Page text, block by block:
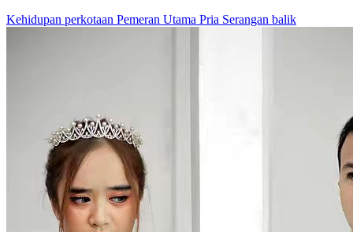
Kehidupan perkotaan Pemeran Utama Pria Serangan balik